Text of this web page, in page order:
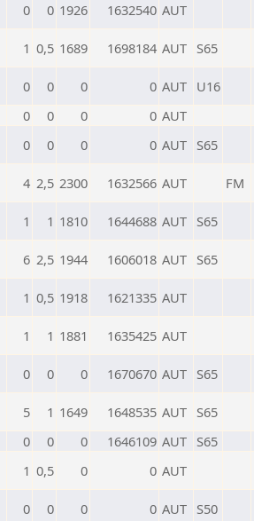
0 0 1926 1632540 AUT
1 0,5 1689 1698184 AUT S65
0 0 0 0 AUT U16
0 0 0 0 AUT
0 0 0 0 AUT S65
4 2,5 2300 1632566 AUT FM
1 1 1810 1644688 AUT S65
6 2,5 1944 1606018 AUT S65
1 0,5 1918 1621335 AUT
1 1 1881 1635425 AUT
0 0 0 1670670 AUT S65
5 1 1649 1648535 AUT S65
0 0 0 1646109 AUT S65
1 0,5 0 0 AUT
0 0 0 0 AUT S50